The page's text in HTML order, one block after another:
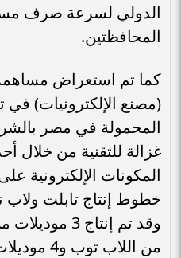
الدولي لسرعة صرف
المحافظتين.
كما تم استعراض مساهمة
(مصنع الإلكترونيات)
المحمولة في مصر
خطوط إنتاج تابلت
من اللاب